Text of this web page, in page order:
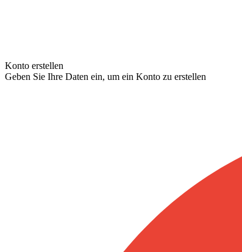
Konto erstellen
Geben Sie Ihre Daten ein, um ein Konto zu erstellen